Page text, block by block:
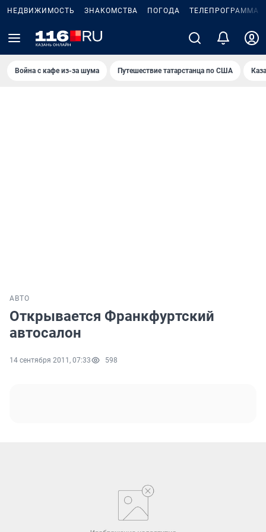
НЕДВИЖИМОСТЬ ЗНАКОМСТВА ПОГОДА ТЕЛЕПРОГРАММА
Война с кафе из-за шума Путешествие татарстанца по США
АВТО
Открывается Франкфуртский
автосалон
14 сентября 2011, 07:33 598